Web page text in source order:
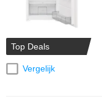
Top Deals
Vergelijk